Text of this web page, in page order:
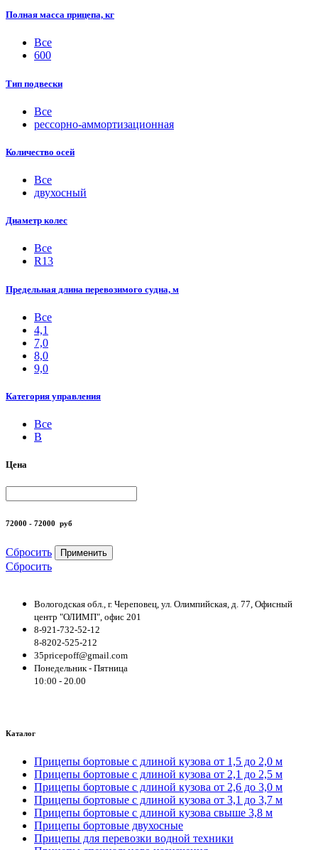
Полная масса прицепа, кг
Все
600
Тип подвески
Все
рессорно-аммортизационная
Количество осей
Все
двухосный
Диаметр колес
Все
R13
Предельная длина перевозимого судна, м
Все
4,1
7,0
8,0
9,0
Категория управления
Все
B
Цена
72000 - 72000 руб
Сбросить Применить
Сбросить
Вологодская обл., г. Череповец, ул. Олимпийская, д. 77, Офисный
центр "ОЛИМП", офис 201
8-921-732-52-12
8-8202-525-212
35pricepoff@gmail.com
Понедельник - Пятница
10:00 - 20.00
Каталог
Прицепы бортовые с длиной кузова от 1,5 до 2,0 м
Прицепы бортовые с длиной кузова от 2,1 до 2,5 м
Прицепы бортовые с длиной кузова от 2,6 до 3,0 м
Прицепы бортовые с длиной кузова от 3,1 до 3,7 м
Прицепы бортовые с длиной кузова свыше 3,8 м
Прицепы бортовые двухосные
Прицепы для перевозки водной техники